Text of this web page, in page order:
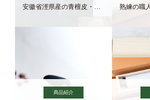
安徽省涇県産の青檀皮・砂田稲藁・清らかな渓流水、熟練手漉き職人の卓越した手漉技術による最高級の純宣紙です。
商品紹介